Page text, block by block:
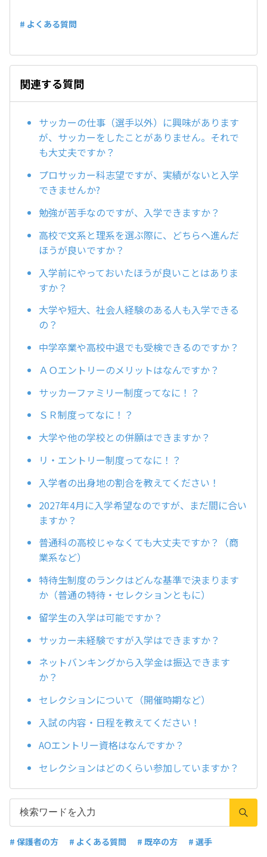
# よくある質問
関連する質問
サッカーの仕事（選手以外）に興味があります
が、サッカーをしたことがありません。それで
も大丈夫ですか？
プロサッカー科志望ですが、実績がないと入学
できませんか?
勉強が苦手なのですが、入学できますか？
高校で文系と理系を選ぶ際に、どちらへ進んだ
ほうが良いですか？
入学前にやっておいたほうが良いことはありま
すか？
大学や短大、社会人経験のある人も入学できる
の？
中学卒業や高校中退でも受検できるのですか？
ＡＯエントリーのメリットはなんですか？
サッカーファミリー制度ってなに！？
ＳＲ制度ってなに！？
大学や他の学校との併願はできますか？
リ・エントリー制度ってなに！？
入学者の出身地の割合を教えてください！
2027年4月に入学希望なのですが、まだ間に合い
ますか？
普通科の高校じゃなくても大丈夫ですか？（商
業系など）
特待生制度のランクはどんな基準で決まります
か（普通の特待・セレクションともに）
留学生の入学は可能ですか？
サッカー未経験ですが入学はできますか？
ネットバンキングから入学金は振込できます
か？
セレクションについて（開催時期など）
入試の内容・日程を教えてください！
AOエントリー資格はなんですか？
セレクションはどのくらい参加していますか？
# 保護者の方 # よくある質問 # 既卒の方 # 選手